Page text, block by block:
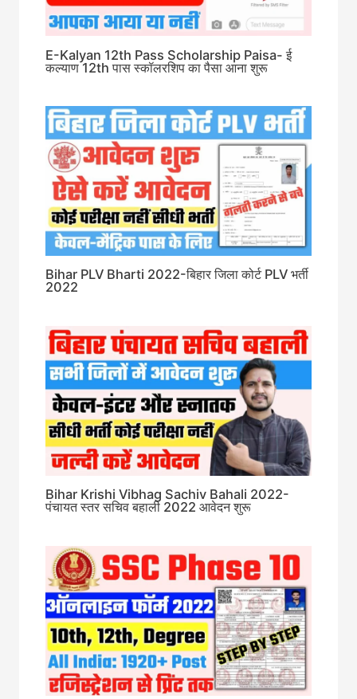
E-Kalyan 12th Pass Scholarship Paisa- ई
कल्याण 12th पास स्कॉलरशिप का पैसा आना शुरू
Bihar PLV Bharti 2022-बिहार जिला कोर्ट PLV भर्ती
2022
Bihar Krishi Vibhag Sachiv Bahali 2022-
पंचायत स्तर सचिव बहाली 2022 आवेदन शुरू